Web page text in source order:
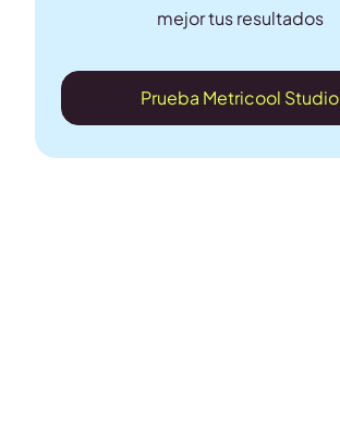
mejor tus resultados
Prueba Metricool Studio